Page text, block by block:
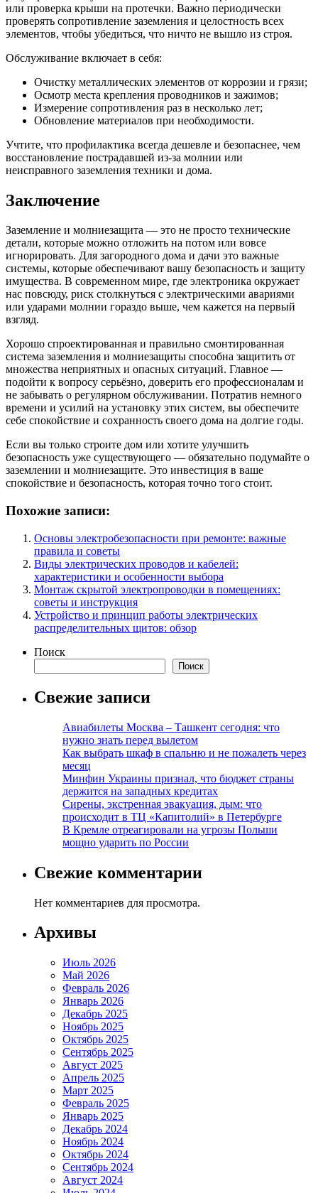
или проверка крыши на протечки. Важно периодически
проверять сопротивление заземления и целостность всех
элементов, чтобы убедиться, что ничто не вышло из строя.
Обслуживание включает в себя:
Очистку металлических элементов от коррозии и грязи;
Осмотр места крепления проводников и зажимов;
Измерение сопротивления раз в несколько лет;
Обновление материалов при необходимости.
Учтите, что профилактика всегда дешевле и безопаснее, чем
восстановление пострадавшей из-за молнии или
неисправного заземления техники и дома.
Заключение
Заземление и молниезащита — это не просто технические
детали, которые можно отложить на потом или вовсе
игнорировать. Для загородного дома и дачи это важные
системы, которые обеспечивают вашу безопасность и защиту
имущества. В современном мире, где электроника окружает
нас повсюду, риск столкнуться с электрическими авариями
или ударами молнии гораздо выше, чем кажется на первый
взгляд.
Хорошо спроектированная и правильно смонтированная
система заземления и молниезащиты способна защитить от
множества неприятных и опасных ситуаций. Главное —
подойти к вопросу серьёзно, доверить его профессионалам и
не забывать о регулярном обслуживании. Потратив немного
времени и усилий на установку этих систем, вы обеспечите
себе спокойствие и сохранность своего дома на долгие годы.
Если вы только строите дом или хотите улучшить
безопасность уже существующего — обязательно подумайте о
заземлении и молниезащите. Это инвестиция в ваше
спокойствие и безопасность, которая точно того стоит.
Похожие записи:
Основы электробезопасности при ремонте: важные
правила и советы
Виды электрических проводов и кабелей:
характеристики и особенности выбора
Монтаж скрытой электропроводки в помещениях:
советы и инструкция
Устройство и принцип работы электрических
распределительных щитов: обзор
Поиск
Поиск
Свежие записи
Авиабилеты Москва – Ташкент сегодня: что
нужно знать перед вылетом
Как выбрать шкаф в спальню и не пожалеть через
месяц
Минфин Украины признал, что бюджет страны
держится на западных кредитах
Сирены, экстренная эвакуация, дым: что
происходит в ТЦ «Капитолий» в Петербурге
В Кремле отреагировали на угрозы Польши
мощно ударить по России
Свежие комментарии
Нет комментариев для просмотра.
Архивы
Июль 2026
Май 2026
Февраль 2026
Январь 2026
Декабрь 2025
Ноябрь 2025
Октябрь 2025
Сентябрь 2025
Август 2025
Апрель 2025
Март 2025
Февраль 2025
Январь 2025
Декабрь 2024
Ноябрь 2024
Октябрь 2024
Сентябрь 2024
Август 2024